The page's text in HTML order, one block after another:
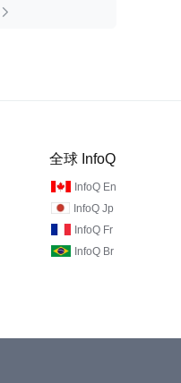

全球 InfoQ
InfoQ En
InfoQ Jp
InfoQ Fr
InfoQ Br